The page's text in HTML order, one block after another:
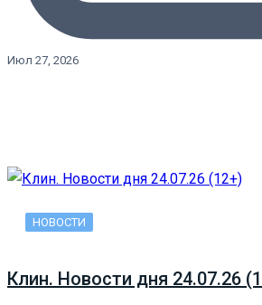
Июл 27, 2026
НОВОСТИ
Клин. Новости дня 24.07.26